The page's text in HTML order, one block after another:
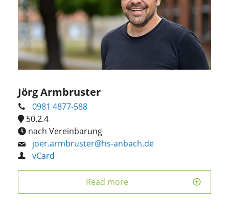
Jörg Armbruster
0981 4877-588
50.2.4
nach Vereinbarung
joer.armbruster@hs-anbach.de
vCard
Read more